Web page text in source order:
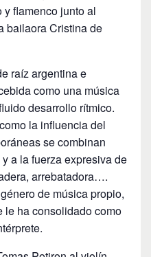
y flamenco junto al
bailaora Cristina de
raíz argentina e
como una música
desarrollo rítmico.
la influencia del
se combinan
a la fuerza expresiva de
arrebatadora….
de música propio,
le ha consolidado como